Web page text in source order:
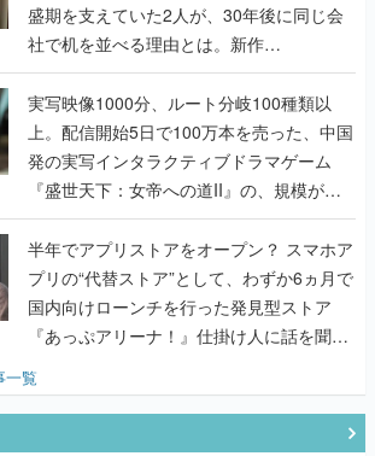
盛期を支えていた2人が、30年後に同じ会
社で机を並べる理由とは。新作
『TATSUJIN EXTREME』で初タッグを組
んだレジェンド2人に訊く開発秘話
実写映像1000分、ルート分岐100種類以
上。配信開始5日で100万本を売った、中国
発の実写インタラクティブドラマゲーム
『盛世天下：女帝への道II』の、規模が違
うこだわりをプロデューサーに聞いた
半年でアプリストアをオープン？ スマホア
プリの“代替ストア”として、わずか6ヵ月で
国内向けローンチを行った発見型ストア
『あっぷアリーナ！』仕掛け人に話を聞い
一覧